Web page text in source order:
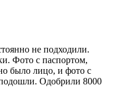
не подходили.
Фото с паспортом,
было лицо, и фото с
Одобрили 8000